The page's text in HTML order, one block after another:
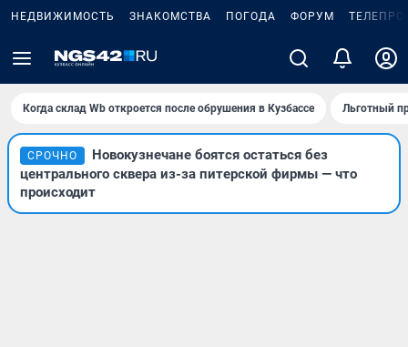
НЕДВИЖИМОСТЬ ЗНАКОМСТВА ПОГОДА ФОРУМ
Когда склад Wb откроется после обрушения в Кузбассе Льготный
СРОЧНО
Новокузнечане боятся остаться без
центрального сквера из-за питерской фирмы — что
происходит